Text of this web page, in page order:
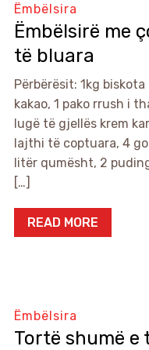
Ëmbëlsira
Ëmbëlsirë me
të bluara
Përbërësit: 1kg biskota
kakao, 1 pako rrush i
lugë të gjellës krem
lajthi të coptuara, 4
litër qumësht, 2
[…]
READ MORE
Ëmbëlsira
Tortë shumë e